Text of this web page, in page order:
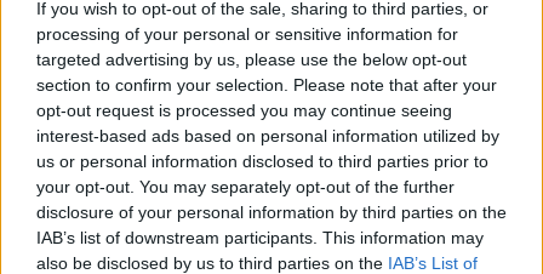
If you wish to opt-out of the sale, sharing to third parties, or
processing of your personal or sensitive information for
targeted advertising by us, please use the below opt-out
section to confirm your selection. Please note that after your
opt-out request is processed you may continue seeing
interest-based ads based on personal information utilized by
us or personal information disclosed to third parties prior to
your opt-out. You may separately opt-out of the further
disclosure of your personal information by third parties on the
IAB’s list of downstream participants. This information may
also be disclosed by us to third parties on the IAB’s List of
Live στις 13:00, ο αγώνας της Εθνικής Παίδων κόντρα στο Ισραήλ